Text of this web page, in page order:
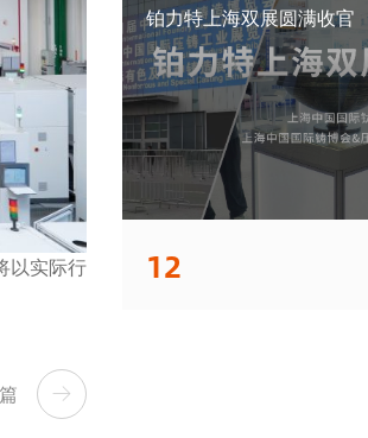
以实际行
铂力特上海双展圆满收官
12